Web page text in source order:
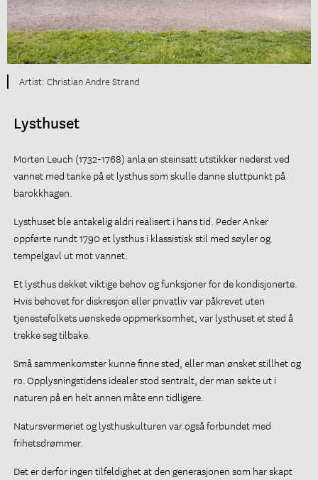
Christian Andre Strand
Lysthuset
Morten Leuch (1732-1768) anla en steinsatt utstikker nederst ved
vannet med tanke på et lysthus som skulle danne sluttpunkt på
barokkhagen.
Lysthuset ble antakelig aldri realisert i hans tid. Peder Anker
oppførte rundt 1790 et lysthus i klassistisk stil med søyler og
tempelgavl ut mot vannet.
Et lysthus dekket viktige behov og funksjoner for de kondisjonerte.
Hvis behovet for diskresjon eller privatliv var påkrevet uten
tjenestefolkets uønskede oppmerksomhet, var lysthuset et sted å
trekke seg tilbake.
Små sammenkomster kunne finne sted, eller man ønsket stillhet og
ro. Opplysningstidens idealer stod sentralt, der man søkte ut i
naturen på en helt annen måte enn tidligere.
Natursvermeriet og lysthuskulturen var også forbundet med
frihetsdrømmer.
Det er derfor ingen tilfeldighet at den generasjonen som har skapt